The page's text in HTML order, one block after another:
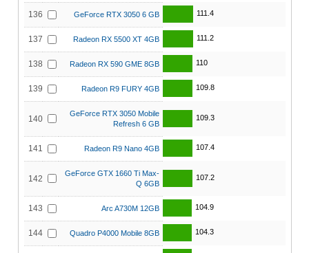
136 GeForce RTX 3050 6 GB 111.4
137 Radeon RX 5500 XT 4GB 111.2
138 Radeon RX 590 GME 8GB 110
139 Radeon R9 FURY 4GB 109.8
140
GeForce RTX 3050 Mobile
Refresh 6 GB
109.3
141 Radeon R9 Nano 4GB 107.4
142
GeForce GTX 1660 Ti Max-
Q 6GB
107.2
143 Arc A730M 12GB 104.9
144 Quadro P4000 Mobile 8GB 104.3